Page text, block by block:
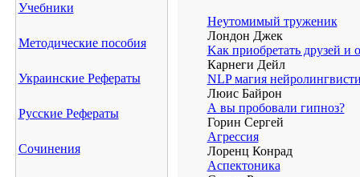
Учебники
Методические пособия
Украинские Рефераты
Русские Рефераты
Сочинения
Hеутомимый труженик
Лондон Джек
Kак приобретать друзей и
Кapнeги Дeйл
NLP магия
Люис Байрон
А вы пробовали гипноз?
Горин Сергей
Агрессия
Лоренц Конрад
Аспектоника